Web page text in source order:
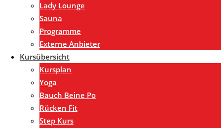
Lady Lounge
Sauna
Programme
Externe Anbieter
Kursübersicht
Kursplan
Yoga
Bauch Beine Po
Rücken Fit
Step Kurs